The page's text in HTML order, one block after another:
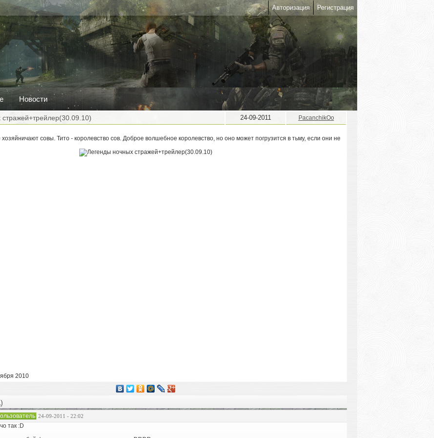
Авторизация Регистрация
Новости
24-09-2011
PacanchikOo
совы. Тито - королевство сов. Доброе волшебное королевство, но оно может погрузится в тьму, если они не
2010
)
24-09-2011 - 22:02
так :D